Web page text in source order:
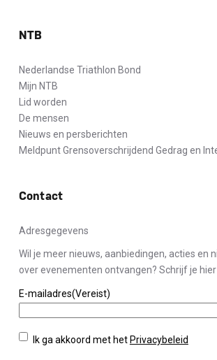
NTB
Nederlandse Triathlon Bond
Mijn NTB
Lid worden
De mensen
Nieuws en persberichten
Meldpunt Grensoverschrijdend Gedrag en
Contact
Adresgegevens
Wil je meer nieuws, aanbiedingen, acties en
over evenementen ontvangen? Schrijf je hier
E-mailadres(Vereist)
Privacybeleid(Vereist)
Ik ga akkoord met het Privacybeleid